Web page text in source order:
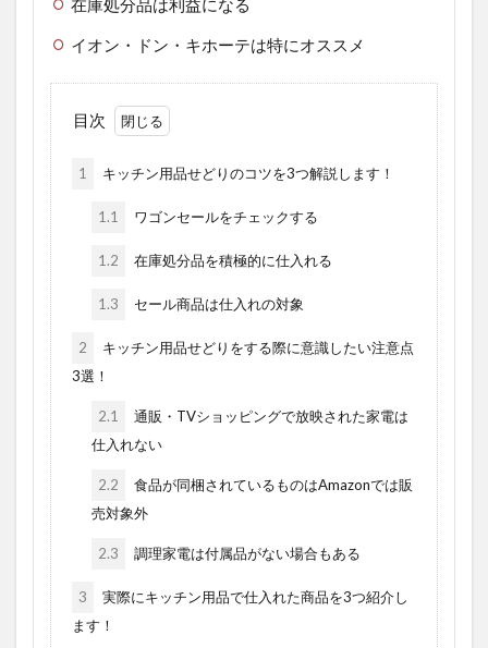
在庫処分品は利益になる
イオン・ドン・キホーテは特にオススメ
目次
1 キッチン用品せどりのコツを3つ解説します！
1.1 ワゴンセールをチェックする
1.2 在庫処分品を積極的に仕入れる
1.3 セール商品は仕入れの対象
2
キッチン用品せどりをする際に意識したい注意点
3選！
2.1
通販・TVショッピングで放映された家電は
仕入れない
2.2
食品が同梱されているものはAmazonでは販
売対象外
2.3 調理家電は付属品がない場合もある
3
実際にキッチン用品で仕入れた商品を3つ紹介し
ます！